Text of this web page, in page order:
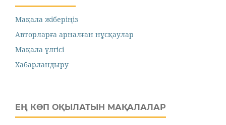
Мақала жіберіңіз
Авторларға арналған нұсқаулар
Мақала үлгісі
Хабарландыру
ЕҢ КӨП ОҚЫЛАТЫН МАҚАЛАЛАР